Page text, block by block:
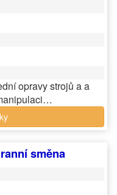
opravy strojů a a
směna